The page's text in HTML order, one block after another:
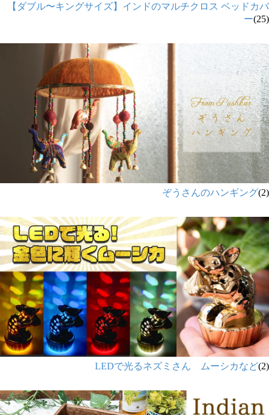
【ダブル〜キングサイズ】インドのマルチクロス ベッドカバ
ー(25)
ぞうさんのハンギング(2)
LEDで光るネズミさん ムーシカなど(2)